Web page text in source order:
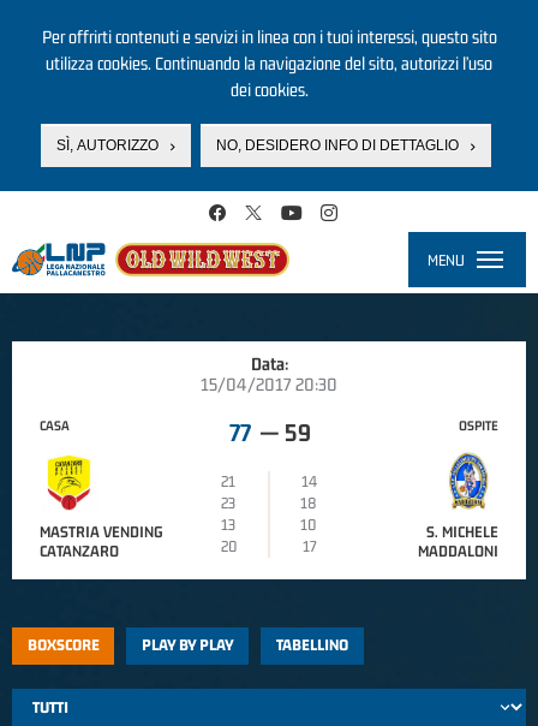
Per offrirti contenuti e servizi in linea con i tuoi interessi, questo sito
utilizza cookies. Continuando la navigazione del sito, autorizzi l’uso
dei cookies.
SÌ, AUTORIZZO NO, DESIDERO INFO DI DETTAGLIO
MENU
Data:
15/04/2017 20:30
CASA
MASTRIA VENDING
CATANZARO
77 — 59
21
14
23
18
13
10
20
17
OSPITE
S. MICHELE
MADDALONI
BOXSCORE PLAY BY PLAY TABELLINO